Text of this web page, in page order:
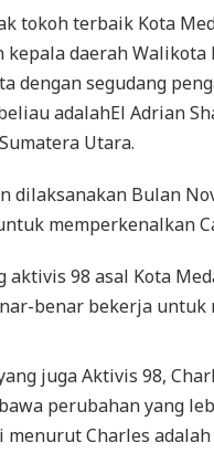
tokoh terbaik Kota
daerah
dengan segudang
adalahEl Adrian
Utara.
dilaksanakan Bulan
memperkenalkan
aktivis 98 asal Kota
benar bekerja untuk
juga Aktivis 98,
perubahan yang
menurut Charles